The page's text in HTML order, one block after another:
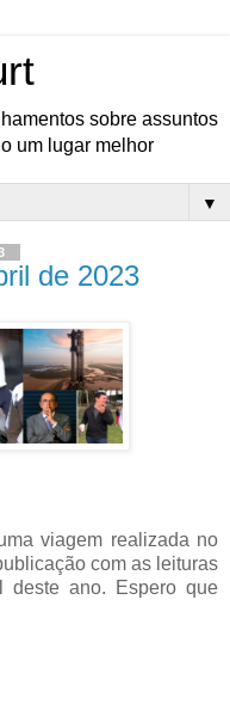
sobre assuntos
um lugar melhor
▼
de 2023
viagem realizada no
com as leituras
ano. Espero que